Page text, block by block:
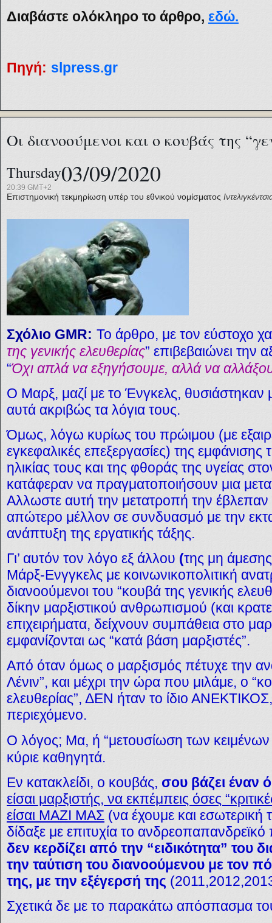
Διαβάστε ολόκληρο το άρθρο, εδώ.
Πηγή: slpress.gr
Οι διανοούμενοι και ο κουβάς της
Thursday03/09/2020
20:39 GMT+2
Επιστημονική τεκμηρίωση υπέρ του εθνικού νομίσματος
Σχόλιο GMR: Το άρθρο, με τον εύστοχο
της γενικής ελευθερίας” επιβεβαιώνει την
“Όχι απλά να εξηγήσουμε, αλλά να
Ο Μαρξ, μαζί με το Ένγκελς, θυσιάστηκαν
αυτά ακριβώς τα λόγια τους.
Όμως, λόγω κυρίως του πρώιμου (με
εγκεφαλικές επεξεργασίες) της εμφάνισης
ηλικίας τους και της φθοράς της υγείας
κατάφεραν να πραγματοποιήσουν μια
Αλλωστε αυτή την μετατροπή την
απώτερο μέλλον σε συνδυασμό με την
ανάπτυξη της εργατικής τάξης.
Γι’ αυτόν τον λόγο εξ άλλου (της μη
Μάρξ-Ενγγκελς με κοινωνικοπολιτική
διανοούμενοι του “κουβά της γενικής
δίκην μαρξιστικού ανθρωπισμού (και
επιχειρήματα, δείχνουν συμπάθεια στο
εμφανίζονται ως “κατά βάση μαρξιστές”.
Από όταν όμως ο μαρξισμός πέτυχε την
Λένιν”, και μέχρι την ώρα που μιλάμε, ο
ελευθερίας”, ΔΕΝ ήταν το ίδιο ΑΝΕΚΤΙΚΟΣ,
περιεχόμενο.
Ο λόγος; Μα, ή “μετουσίωση των
κύριε καθηγητά.
Εν κατακλείδι, ο κουβάς, σου βάζει έναν
είσαι μαρξιστής, να εκπέμπεις όσες
είσαι ΜΑΖΙ ΜΑΣ (να έχουμε και εσωτερική
δίδαξε με επιτυχία το
δεν κερδίζει από την “ειδικότητα” του
την ταύτιση του διανοούμενου με τον
της, με την εξέγερσή της
Σχετικά δε με το παρακάτω απόσπασμα